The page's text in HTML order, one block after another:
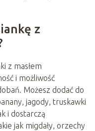
z
z masłem
i możliwość
Możesz dodać do
jagody, truskawki
i dostarczą
jak migdały, orzechy